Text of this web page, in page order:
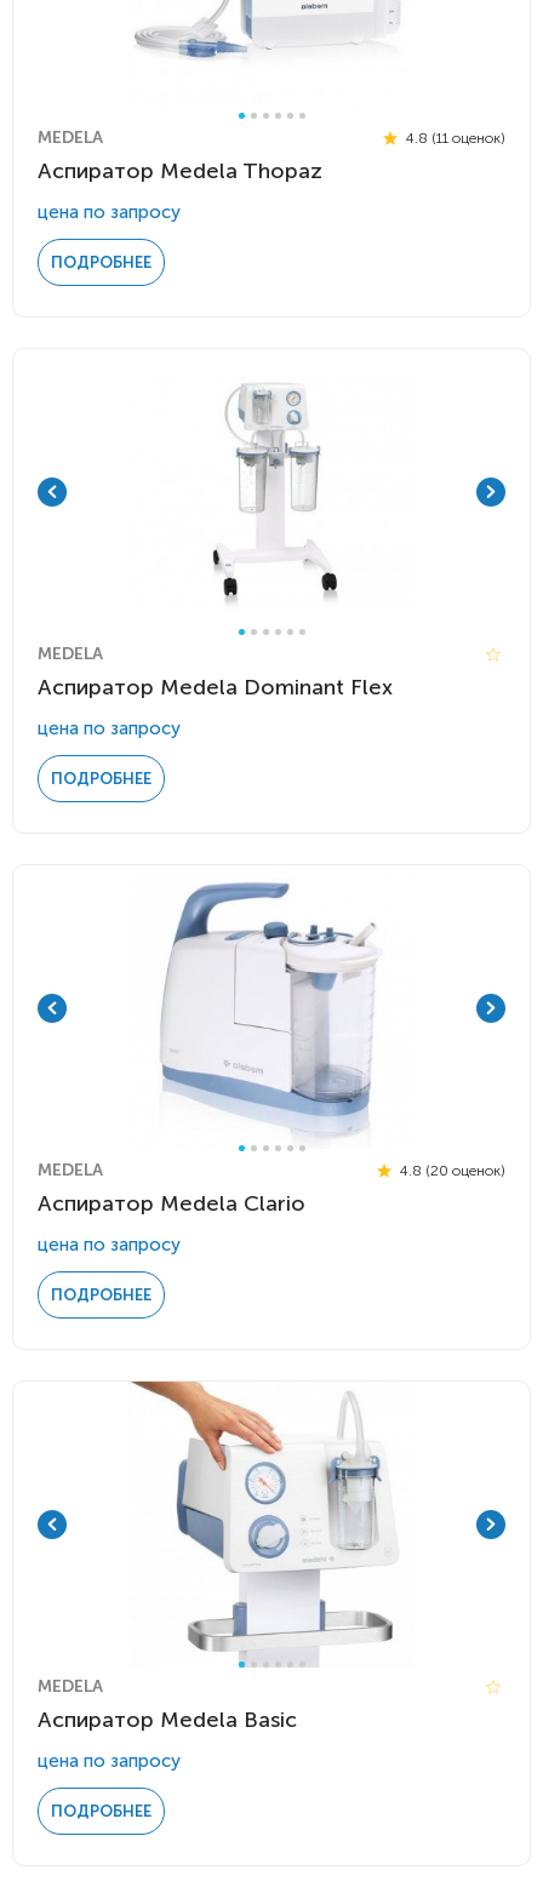
MEDELA 4.8 (11 оценок)
Аспиратор Medela Thopaz
цена по запросу
ПОДРОБНЕЕ
MEDELA
Аспиратор Medela Dominant Flex
цена по запросу
ПОДРОБНЕЕ
MEDELA 4.8 (20 оценок)
Аспиратор Medela Clario
цена по запросу
ПОДРОБНЕЕ
MEDELA
Аспиратор Medela Basic
цена по запросу
ПОДРОБНЕЕ